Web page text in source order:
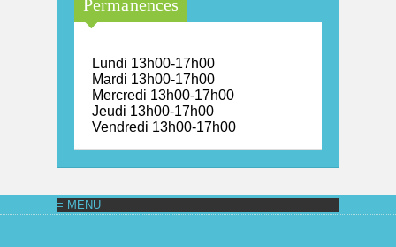
Permanences
Lundi 13h00-17h00
Mardi 13h00-17h00
Mercredi 13h00-17h00
Jeudi 13h00-17h00
Vendredi 13h00-17h00